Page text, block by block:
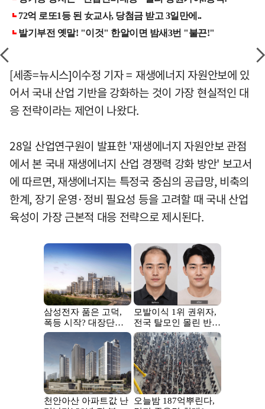
[세종=뉴시스]이수정 기자 = 재생에너지 자원안보에 있
어서 국내 산업 기반을 강화하는 것이 가장 현실적인 대
응 전략이라는 제언이 나왔다.
28일 산업연구원이 발표한 '재생에너지 자원안보 관점
에서 본 국내 재생에너지 산업 경쟁력 강화 방안' 보고서
에 따르면, 재생에너지는 특정국 중심의 공급망, 비축의
한계, 장기 운영·정비 필요성 등을 고려할 때 국내 산업
육성이 가장 근본적 대응 전략으로 제시된다.